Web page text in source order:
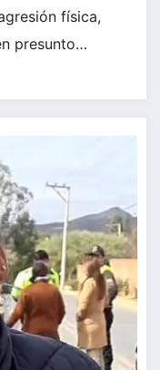
física,
presunto…